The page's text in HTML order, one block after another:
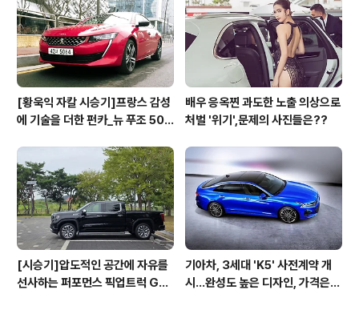
[황욱익 자칼 시승기]프랑스 감성
에 기술을 더한 펀카_뉴 푸조 508
배우 응옥찐 과도한 노출 의상으로
처벌 '위기',문제의 사진들은??
[시승기]압도적인 공간에 자유를
선사하는 퍼포먼스 픽업트럭 GM
기아차, 3세대 'K5' 사전계약 개
시...완성도 높은 디자인, 가격은